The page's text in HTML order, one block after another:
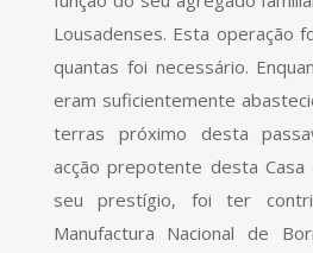
Lousadenses. Esta operação
quantas foi necessário.
eram suficientemente
terras próximo desta
acção prepotente desta
seu prestígio, foi ter
Manufactura Nacional de